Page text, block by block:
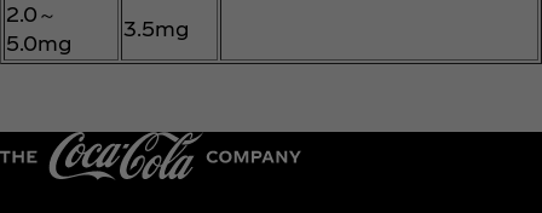
2.0～
5.0mg
3.5mg